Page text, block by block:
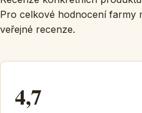
Pro celkové hodnocení farmy
veřejné recenze.
4,7